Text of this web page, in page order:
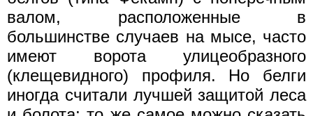
валом, расположенные в
большинстве случаев на мысе, часто
имеют ворота улицеобразного
(клещевидного) профиля. Но белги
иногда считали лучшей защитой леса